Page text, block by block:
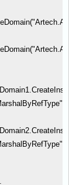
"
"
"
"